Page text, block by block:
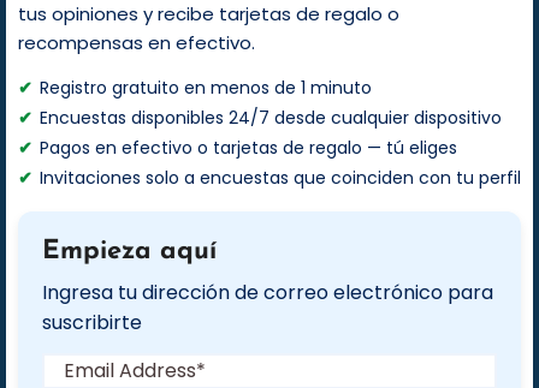
tus opiniones y recibe tarjetas de regalo o
recompensas en efectivo.
Registro gratuito en menos de 1 minuto
Encuestas disponibles 24/7 desde cualquier dispositivo
Pagos en efectivo o tarjetas de regalo — tú eliges
Invitaciones solo a encuestas que coinciden con tu perfil
Empieza aquí
Ingresa tu dirección de correo electrónico para
suscribirte